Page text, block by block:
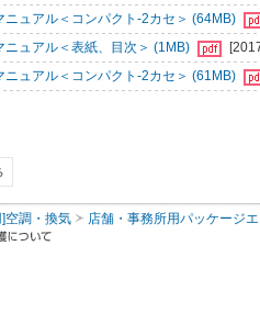
ュアル＜コンパクト-2カセ＞ (64MB)
ュアル＜表紙、目次＞ (1MB)
ュアル＜コンパクト-2カセ＞ (61MB)
空調・換気 店舗・事務所用パッケージ